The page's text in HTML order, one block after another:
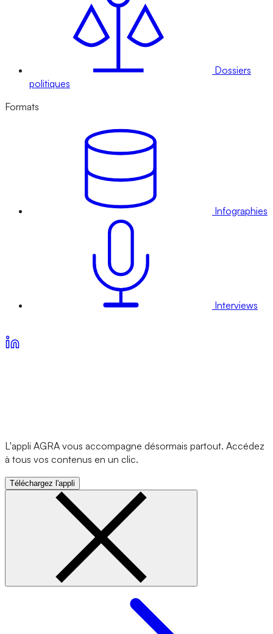
Dossiers
politiques
Formats
Infographies
Interviews
L'appli AGRA vous accompagne désormais partout. Accédez
à tous vos contenus en un clic.
Téléchargez l'appli